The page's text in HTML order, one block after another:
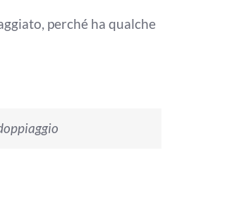
perché ha qualche